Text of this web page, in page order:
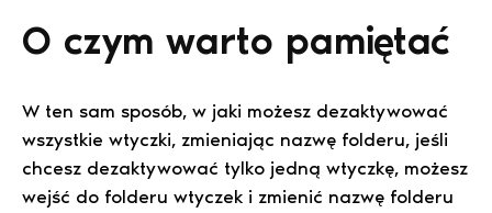
O czym warto pamiętać
W ten sam sposób, w jaki możesz dezaktywować
wszystkie wtyczki, zmieniając nazwę folderu, jeśli
chcesz dezaktywować tylko jedną wtyczkę, możesz
wejść do folderu wtyczek i zmienić nazwę folderu